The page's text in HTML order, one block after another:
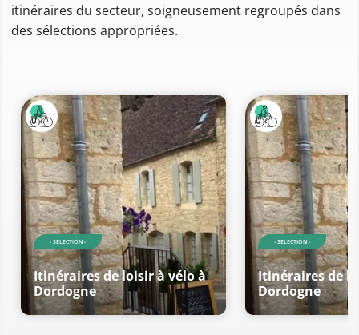
itinéraires du secteur, soigneusement regroupés dans
des sélections appropriées.
- SELECTION -
Itinéraires de loisir à vélo à
Dordogne
- SELECTION -
Itinéraires de
Dordogne